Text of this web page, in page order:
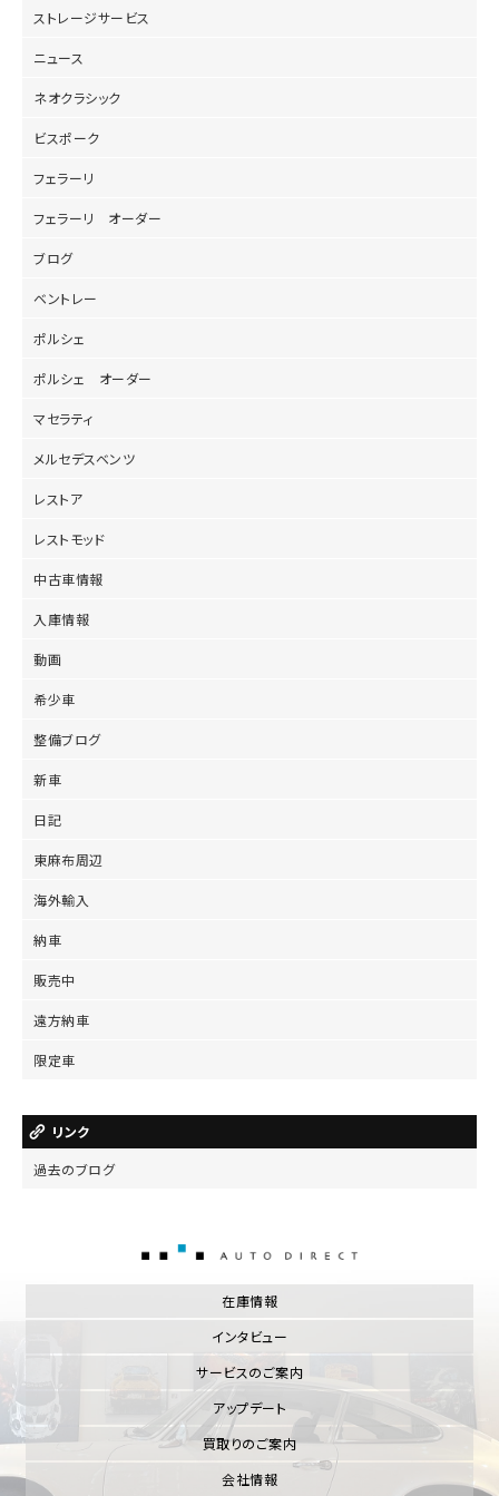
ストレージサービス
ニュース
ネオクラシック
ビスポーク
フェラーリ
フェラーリ オーダー
ブログ
ベントレー
ポルシェ
ポルシェ オーダー
マセラティ
メルセデスベンツ
レストア
レストモッド
中古車情報
入庫情報
動画
希少車
整備ブログ
新車
日記
東麻布周辺
海外輸入
納車
販売中
遠方納車
限定車
リンク
過去のブログ
在庫情報
インタビュー
サービスのご案内
アップデート
買取りのご案内
会社情報